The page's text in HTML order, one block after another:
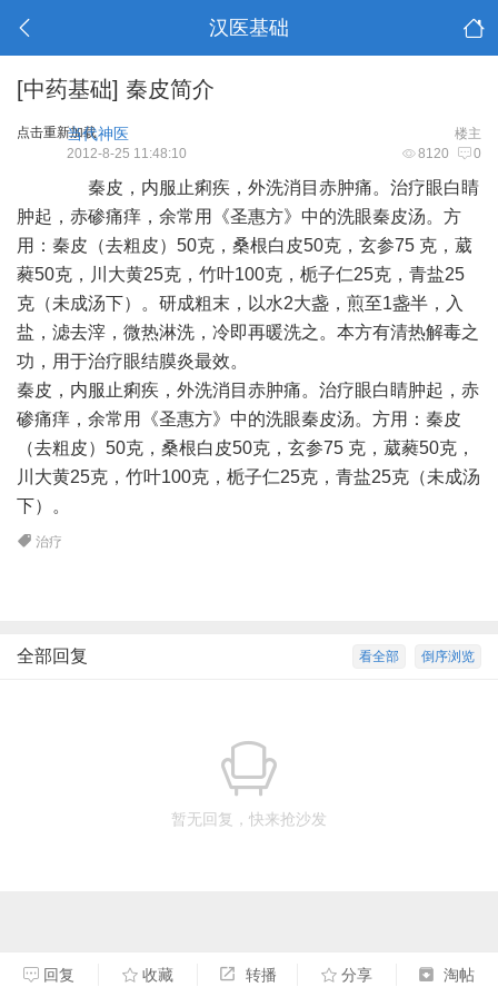
汉医基础
[中药基础] 秦皮简介
点击重新加载 楼主
当代神医
8120 0
2012-8-25 11:48:10
秦皮 ，内服止痢疾，外洗消目赤肿痛。治疗眼白睛
肿起，赤碜痛痒，余常用《圣惠方》中的洗眼秦皮汤。方
用：秦皮（去粗皮）50克，桑根白皮50克， 玄参75 克，葳
蕤50克，川 大黄25克， 竹叶100克，栀子仁25克，青盐25
克（未成汤下）。研成粗末，以水2大盏，煎至1盏半，入
盐，滤去滓，微热淋洗，冷即再暖洗之。本方有清热解毒之
功，用于治疗眼结膜炎最效。
秦皮，内服止痢疾，外洗消目赤肿痛。治疗眼白睛肿起，赤
碜痛痒，余常用《圣惠方》中的洗眼秦皮汤。方用：秦皮
（去粗皮）50克，桑根白皮50克，玄参75 克，葳蕤50克，
川大黄25克，竹叶100克，栀子仁25克，青盐25克（未成汤
下）。
治疗
倒序浏览
看全部
全部回复
暂无回复，快来抢沙发
回复 收藏 转播 分享 淘帖